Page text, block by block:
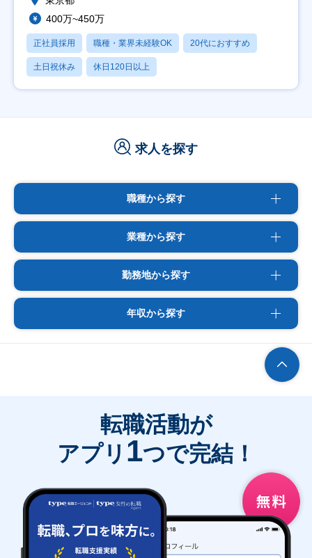
400万~450万
正社員採用 職種・業界未経験OK 20代におすすめ
土日祝休み 休日120日以上
求人を探す
職種から探す
業種から探す
勤務地から探す
年収から探す
転職活動が
アプリ 1つで完結！